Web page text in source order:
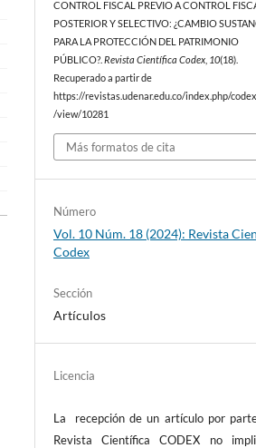
CONTROL FISCAL PREVIO A CONTROL
POSTERIOR Y SELECTIVO: ¿CAMBIO
PARA LA PROTECCIÓN DEL PATRIMONIO
PÚBLICO?.Revista Científica Codex 10(18).
Recuperado a partir de
https://revistas.udenar.edu.co/index.php/
/view/10281
Más formatos de cita
Número
Vol. 10 Núm. 18 (2024): Revista
Codex
Sección
Artículos
Licencia
La recepción de un artículo por
Revista Científica CODEX no